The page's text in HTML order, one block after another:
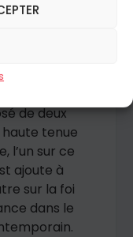
d’un
de la foi et
de deux
tenue
l’un sur ce
ajoute à
sur la foi
dans le